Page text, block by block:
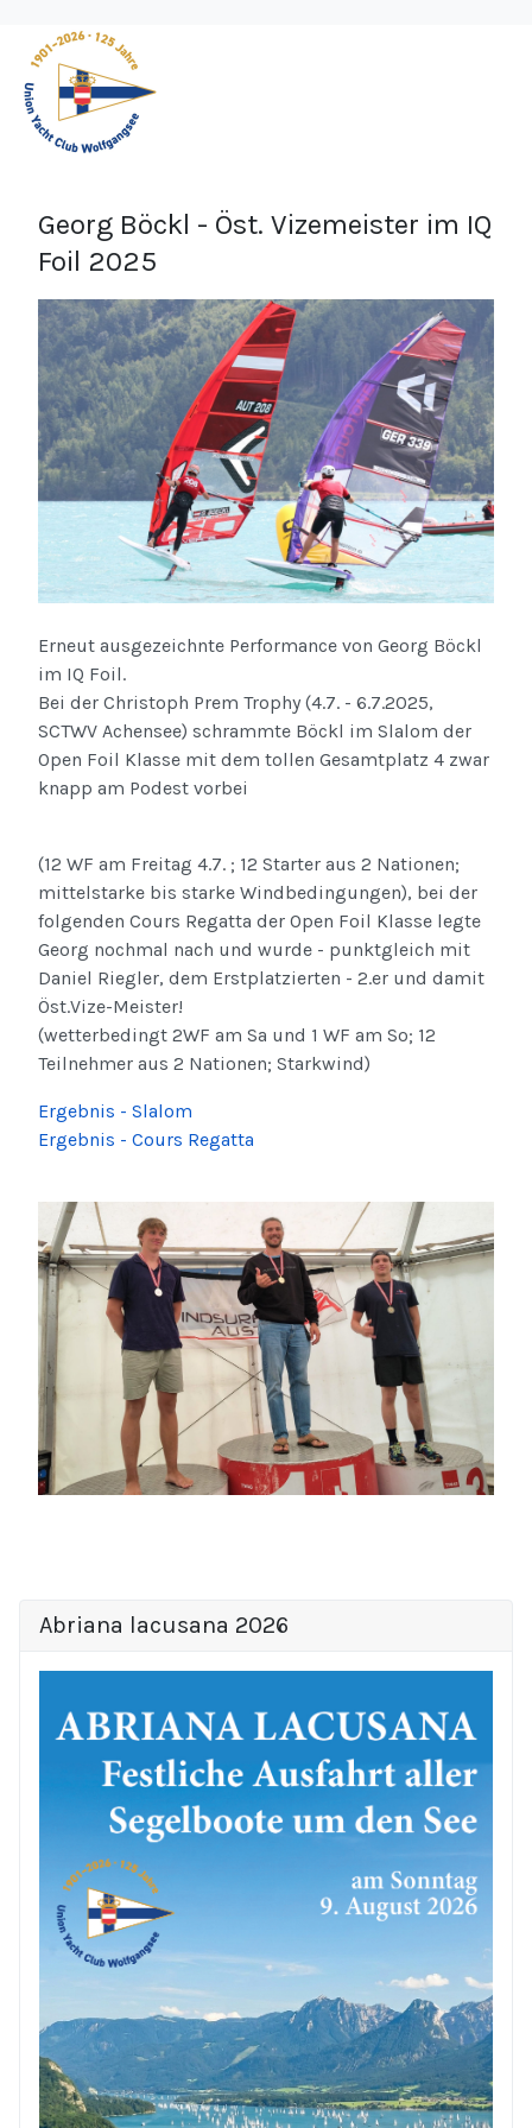
Georg Böckl - Öst. Vizemeister im IQ
Foil 2025
Erneut ausgezeichnte Performance von Georg Böckl
im IQ Foil.
Bei der Christoph Prem Trophy (4.7. - 6.7.2025,
SCTWV Achensee) schrammte Böckl im Slalom der
Open Foil Klasse mit dem tollen Gesamtplatz 4 zwar
knapp am Podest vorbei
(12 WF am Freitag 4.7. ; 12 Starter aus 2 Nationen;
mittelstarke bis starke Windbedingungen), bei der
folgenden Cours Regatta der Open Foil Klasse legte
Georg nochmal nach und wurde - punktgleich mit
Daniel Riegler, dem Erstplatzierten - 2.er und damit
Öst.Vize-Meister!
(wetterbedingt 2WF am Sa und 1 WF am So; 12
Teilnehmer aus 2 Nationen; Starkwind)
Ergebnis - Slalom
Ergebnis - Cours Regatta
Abriana lacusana 2026